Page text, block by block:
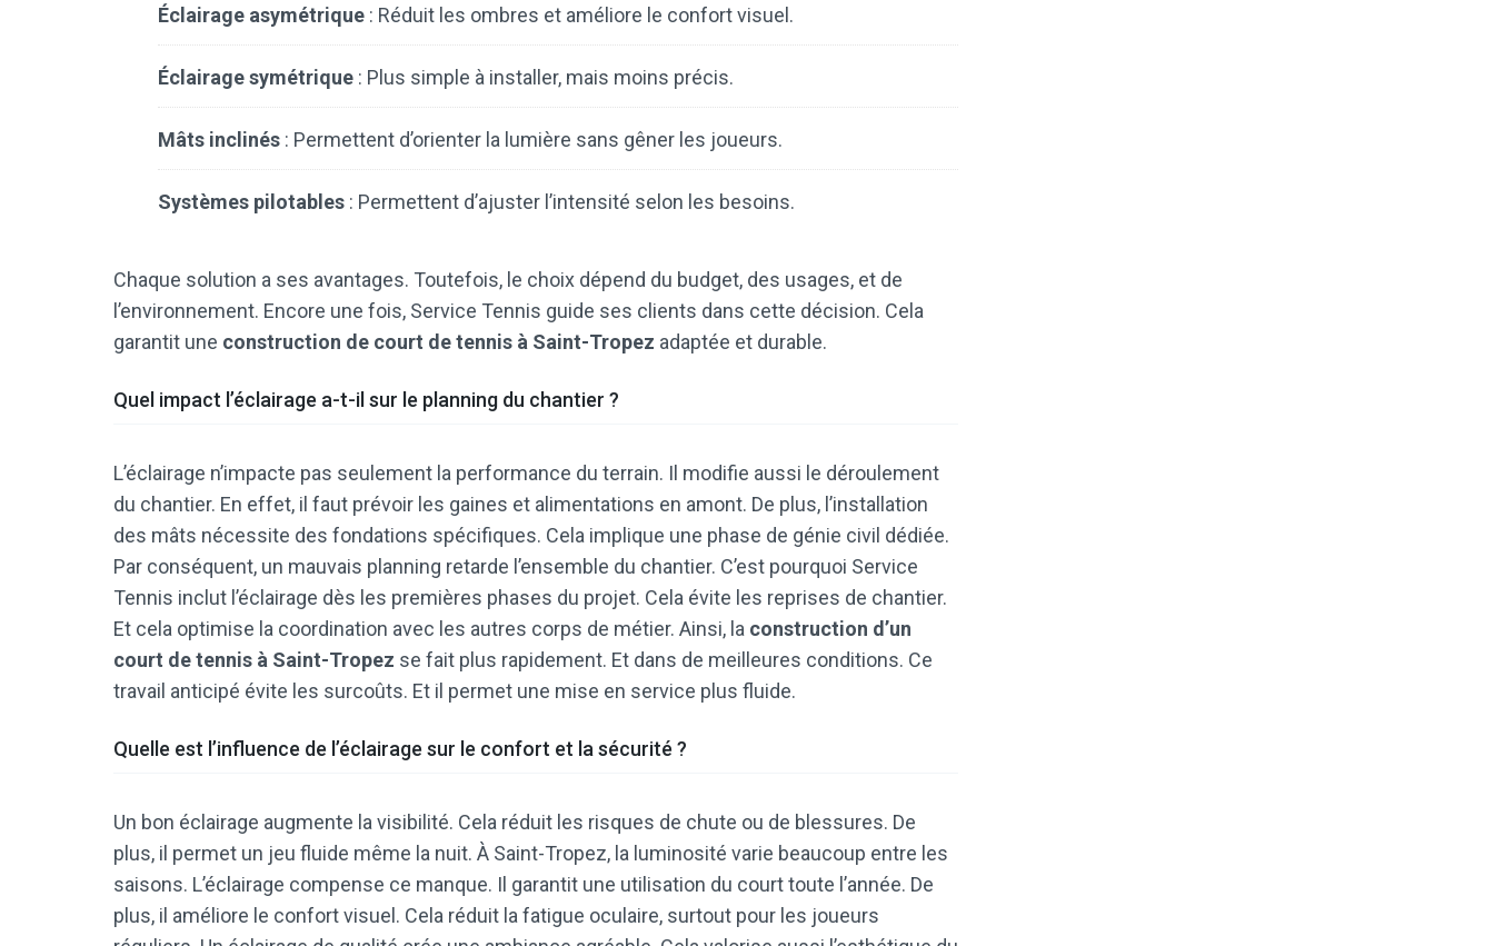
Éclairage asymétrique : Réduit les ombres et améliore le confort visuel.
Éclairage symétrique : Plus simple à installer, mais moins précis.
Mâts inclinés : Permettent d’orienter la lumière sans gêner les joueurs.
Systèmes pilotables : Permettent d’ajuster l’intensité selon les besoins.
Chaque solution a ses avantages. Toutefois, le choix dépend du budget, des usages, et de
l’environnement. Encore une fois, Service Tennis guide ses clients dans cette décision. Cela
garantit une construction de court de tennis à Saint-Tropez adaptée et durable.
Quel impact l’éclairage a-t-il sur le planning du chantier ?
L’éclairage n’impacte pas seulement la performance du terrain. Il modifie aussi le déroulement
du chantier. En effet, il faut prévoir les gaines et alimentations en amont. De plus, l’installation
des mâts nécessite des fondations spécifiques. Cela implique une phase de génie civil dédiée.
Par conséquent, un mauvais planning retarde l’ensemble du chantier. C’est pourquoi Service
Tennis inclut l’éclairage dès les premières phases du projet. Cela évite les reprises de chantier.
Et cela optimise la coordination avec les autres corps de métier. Ainsi, la construction d’un
court de tennis à Saint-Tropez se fait plus rapidement. Et dans de meilleures conditions. Ce
travail anticipé évite les surcoûts. Et il permet une mise en service plus fluide.
Quelle est l’influence de l’éclairage sur le confort et la sécurité ?
Un bon éclairage augmente la visibilité. Cela réduit les risques de chute ou de blessures. De
plus, il permet un jeu fluide même la nuit. À Saint-Tropez, la luminosité varie beaucoup entre les
saisons. L’éclairage compense ce manque. Il garantit une utilisation du court toute l’année. De
plus, il améliore le confort visuel. Cela réduit la fatigue oculaire, surtout pour les joueurs